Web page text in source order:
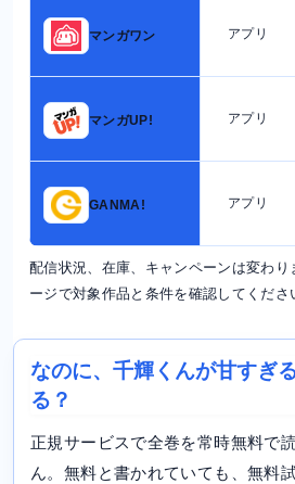
マンガワン アプリ
マンガUP! アプリ
GANMA! アプリ
配信状況、在庫、キャンペーンは変わ
ージで対象作品と条件を確認してくださ
なのに、千輝くんが甘すぎ
る？
正規サービスで全巻を常時無料で
ん。無料と書かれていても、無料